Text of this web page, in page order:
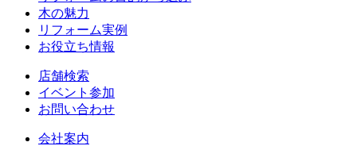
木の魅力
リフォーム実例
お役立ち情報
店舗検索
イベント参加
お問い合わせ
会社案内